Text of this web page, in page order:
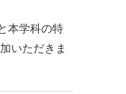
本学科の特
いただきま